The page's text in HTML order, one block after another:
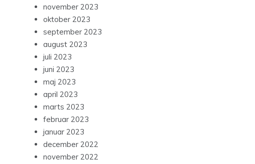
november 2023
oktober 2023
september 2023
august 2023
juli 2023
juni 2023
maj 2023
april 2023
marts 2023
februar 2023
januar 2023
december 2022
november 2022